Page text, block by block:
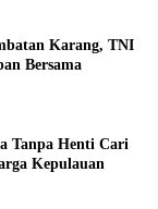
Karang, TNI
Bersama
Tanpa Henti Cari
Kepulauan